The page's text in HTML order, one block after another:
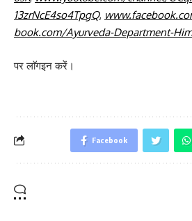
13zrNcE4so4TpgQ,
book.com/Ayurveda-Department-
पर लाॅगइन करें।
Facebook